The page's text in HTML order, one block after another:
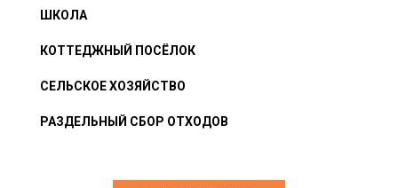
ШКОЛА
КОТТЕДЖНЫЙ ПОСЁЛОК
СЕЛЬСКОЕ ХОЗЯЙСТВО
РАЗДЕЛЬНЫЙ СБОР ОТХОДОВ